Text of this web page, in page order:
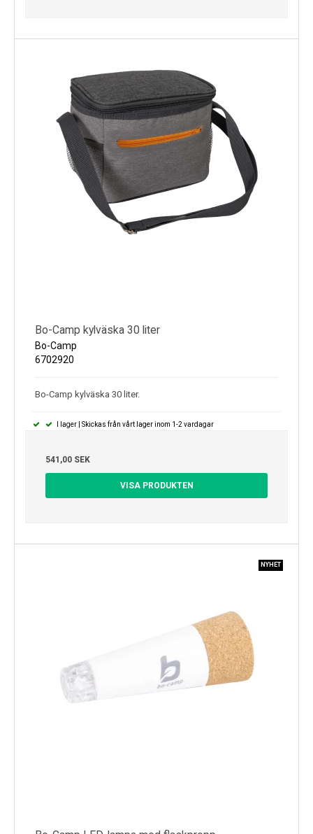
Bo-Camp kylväska 30 liter
Bo-Camp
6702920
Bo-Camp kylväska 30 liter.
I lager | Skickas från vårt lager inom 1-2 vardagar
541,00 SEK
VISA PRODUKTEN
NYHET